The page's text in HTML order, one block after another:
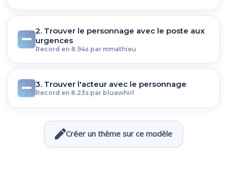
2. Trouver le personnage avec le poste aux
urgences
Record en 8.94s par mmathieu
3. Trouver l'acteur avec le personnage
Record en 8.23s par bluewhirl
Créer un thème sur ce modèle